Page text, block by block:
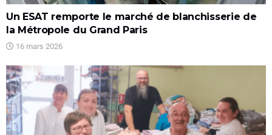
Un ESAT remporte le marché de blanchisserie de
la Métropole du Grand Paris
16 mars 2026